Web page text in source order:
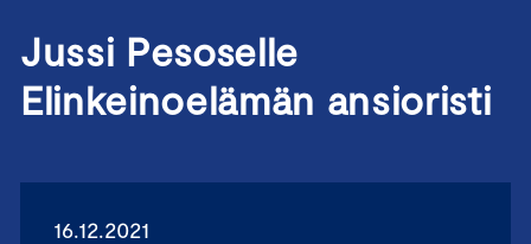
Jussi Pesoselle
Elinkeinoelämän ansioristi
16.12.2021